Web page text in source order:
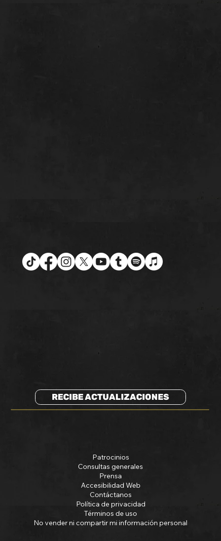
RECIBE ACTUALIZACIONES
Patrocinios
Consultas generales
Prensa
Accesibilidad Web
Contáctanos
Política de privacidad
Términos de uso
No vender ni compartir mi información personal